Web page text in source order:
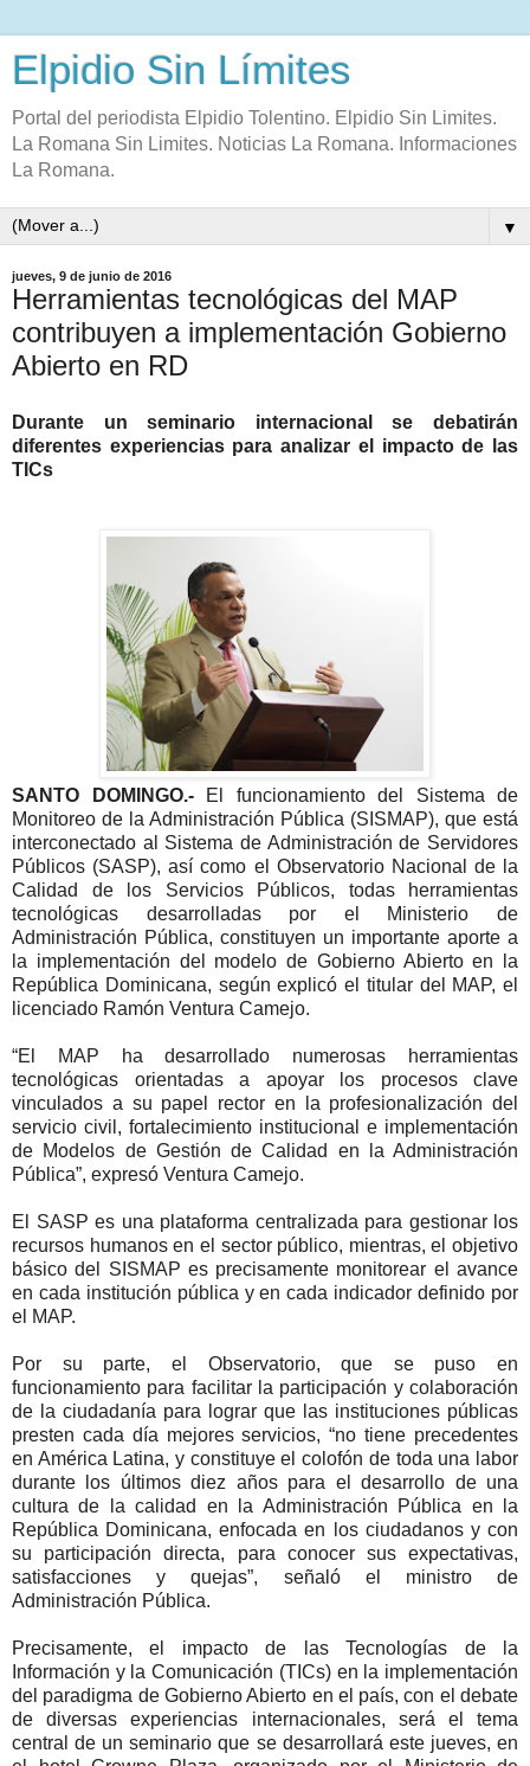
Elpidio Sin Límites
Portal del periodista Elpidio Tolentino. Elpidio Sin Limites.
La Romana Sin Limites. Noticias La Romana. Informaciones
La Romana.
▼
jueves, 9 de junio de 2016
Herramientas tecnológicas del MAP
contribuyen a implementación Gobierno
Abierto en RD
Durante un seminario internacional se debatirán
diferentes experiencias para analizar el impacto de las
TICs
SANTO DOMINGO.-El funcionamiento del Sistema de
Monitoreo de la Administración Pública (SISMAP), que está
interconectado al Sistema de Administración de Servidores
Públicos (SASP), así como el Observatorio Nacional de la
Calidad de los Servicios Públicos, todas herramientas
tecnológicas desarrolladas por el Ministerio de
Administración Pública, constituyen un importante aporte a
la implementación del modelo de Gobierno Abierto en la
República Dominicana, según explicó el titular del MAP, el
licenciado Ramón Ventura Camejo.
“El MAP ha desarrollado numerosas herramientas
tecnológicas orientadas a apoyar los procesos clave
vinculados a su papel rector en la profesionalización del
servicio civil, fortalecimiento institucional e implementación
de Modelos de Gestión de Calidad en la Administración
Pública”, expresó Ventura Camejo.
El SASP es una plataforma centralizada para gestionar los
recursos humanos en el sector público, mientras, el objetivo
básico del SISMAP es precisamente monitorear el avance
en cada institución pública y en cada indicador definido por
el MAP.
Por su parte, el Observatorio, que se puso en
funcionamiento para facilitar la participación y colaboración
de la ciudadanía para lograr que las instituciones públicas
presten cada día mejores servicios, “no tiene precedentes
en América Latina, y constituye el colofón de toda una labor
durante los últimos diez años para el desarrollo de una
cultura de la calidad en la Administración Pública en la
República Dominicana, enfocada en los ciudadanos y con
su participación directa, para conocer sus expectativas,
satisfacciones y quejas”, señaló el ministro de
Administración Pública.
Precisamente, el impacto de las Tecnologías de la
Información y la Comunicación (TICs) en la implementación
del paradigma de Gobierno Abierto en el país, con el debate
de diversas experiencias internacionales, será el tema
central de un seminario que se desarrollará este jueves, en